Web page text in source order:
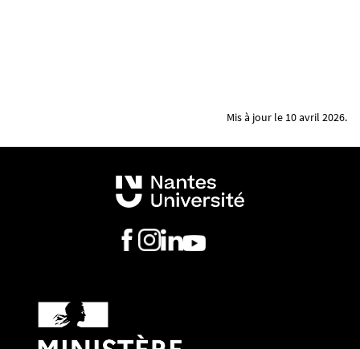
Mis à jour le 10 avril 2026.